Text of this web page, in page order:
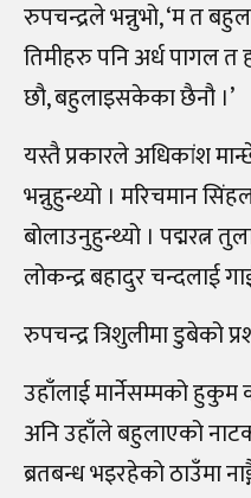
रुपचन्द्रले भन्नुभो, ‘म त
तिमीहरु पनि अर्ध पागल त
छौ, बहुलाइसकेका छैनौ ।’
यस्तै प्रकारले अधिकांश
भन्नुहुन्थ्यो । मरिचमान
बोलाउनुहुन्थ्यो । पद्मरत्न
लोकन्द्र बहादुर चन्दलाई
रुपचन्द्र त्रिशुलीमा डुबेको
उहाँलाई मार्नेसम्मको हुकुम
अनि उहाँले बहुलाएको
ब्रतबन्ध भइरहेको ठाउँमा